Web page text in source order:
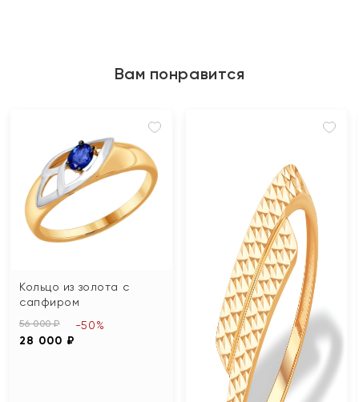
Вам понравится
Кольцо из золота с
сапфиром
56 000 ₽
28 000 ₽
-50%